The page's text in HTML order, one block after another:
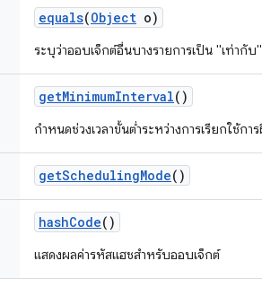
equals(Object o)
ระบุว่าออบเจ็กต์อื่นบางรายการเป็น "เท่ากั
getMinimumInterval()
กำหนดช่วงเวลาขั้นต่ำระหว่างการเรียกใช้กา
getSchedulingMode()
hashCode()
แสดงผลค่ารหัสแฮชสำหรับออบเจ็กต์